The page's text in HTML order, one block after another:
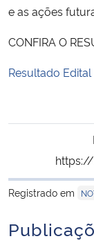
Ministério da Mulher,
Secretaria-Geral
Gabinete de
Advocacia-Geral da
Banco Central do Brasil
e as ações
CONFIRA O
Resultado
Registrado em